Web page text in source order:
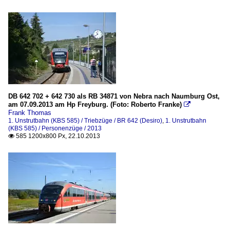
DB 642 702 + 642 730 als RB 34871 von Nebra nach Naumburg Ost,
am 07.09.2013 am Hp Freyburg. (Foto: Roberto Franke) 
Frank Thomas
1. Unstrutbahn (KBS 585) / Triebzüge / BR 642 (Desiro), 1. Unstrutbahn
(KBS 585) / Personenzüge / 2013
 585 1200x800 Px, 22.10.2013